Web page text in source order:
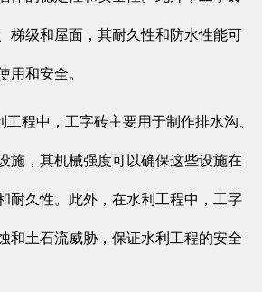
梯级和屋面，其耐久性和防水性能可
用和安全。
工程中，工字砖主要用于制作排水沟、
施，其机械强度可以确保这些设施在
耐久性。此外，在水利工程中，工字
和土石流威胁，保证水利工程的安全